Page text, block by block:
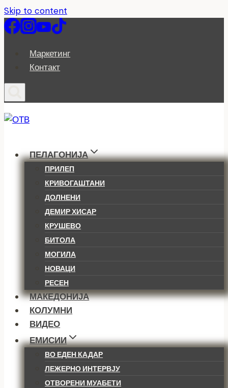
Skip to content
Маркетинг
Контакт
ПЕЛАГОНИЈА
ПРИЛЕП
КРИВОГАШТАНИ
ДОЛНЕНИ
ДЕМИР ХИСАР
КРУШЕВО
БИТОЛА
МОГИЛА
НОВАЦИ
РЕСЕН
МАКЕДОНИЈА
КОЛУМНИ
ВИДЕО
ЕМИСИИ
ВО ЕДЕН КАДАР
ЛЕЖЕРНО ИНТЕРВЈУ
ОТВОРЕНИ МУАБЕТИ